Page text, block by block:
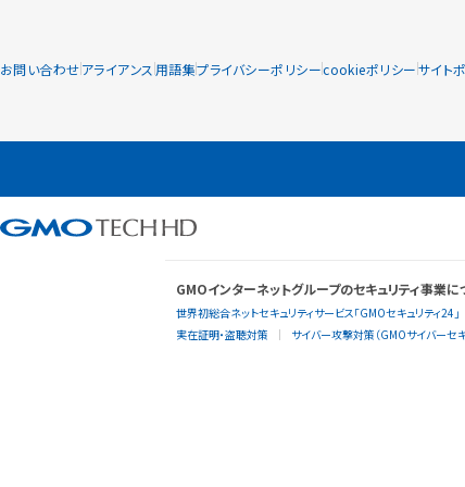
お問い合わせアライアンス 用語集プライバシーポリシーcookieポリシーサイト
GMOインターネットグループのセキュリティ事業に
世界初総合ネットセキュリティサービス「GMOセキュリティ24」
実在証明・盗聴対策
サイバー攻撃対策（GMOサイバーセ